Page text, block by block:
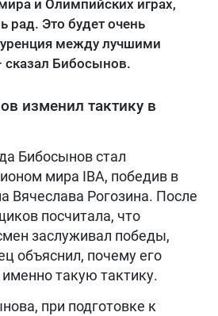
и Олимпийских играх,
рад. Это будет очень
между лучшими
сказал Бибосынов.
изменил тактику в
Бибосынов стал
мира IBA, победив в
Вячеслава Рогозина. После
посчитала, что
заслуживал победы,
объяснил, почему его
такую тактику.
при подготовке к